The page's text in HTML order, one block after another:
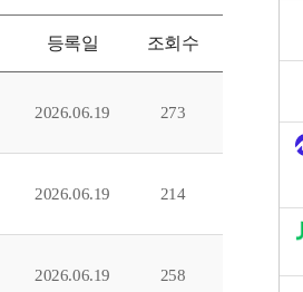
등록일 조회수
2026.06.19 273
2026.06.19 214
2026.06.19 258